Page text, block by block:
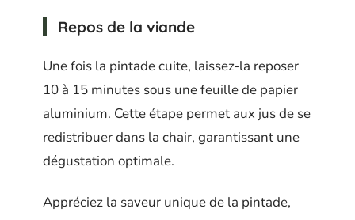
Repos de la viande
Une fois la pintade cuite, laissez-la reposer
10 à 15 minutes sous une feuille de papier
aluminium. Cette étape permet aux jus de se
redistribuer dans la chair, garantissant une
dégustation optimale.
Appréciez la saveur unique de la pintade,